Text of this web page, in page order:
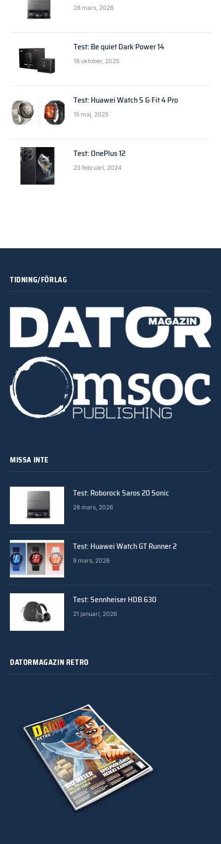
28 mars, 2026
Test: Be quiet Dark Power 14
18 oktober, 2025
Test: Huawei Watch 5 & Fit 4 Pro
15 maj, 2025
Test: OnePlus 12
23 februari, 2024
TIDNING/FÖRLAG
MISSA INTE
Test: Roborock Saros 20 Sonic
28 mars, 2026
Test: Huawei Watch GT Runner 2
9 mars, 2026
Test: Sennheiser HDB 630
21 januari, 2026
DATORMAGAZIN RETRO